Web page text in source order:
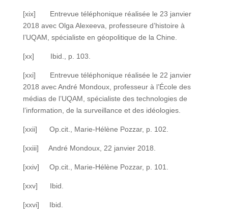
[xix] Entrevue téléphonique réalisée le 23 janvier
2018 avec Olga Alexeeva, professeure d’histoire à
l’UQAM, spécialiste en géopolitique de la Chine.
[xx] Ibid., p. 103.
[xxi] Entrevue téléphonique réalisée le 22 janvier
2018 avec André Mondoux, professeur à l’École des
médias de l’UQAM, spécialiste des technologies de
l’information, de la surveillance et des idéologies.
[xxii] Op.cit., Marie-Hélène Pozzar, p. 102.
[xxiii] André Mondoux, 22 janvier 2018.
[xxiv] Op.cit., Marie-Hélène Pozzar, p. 101.
[xxv] Ibid.
[xxvi] Ibid.